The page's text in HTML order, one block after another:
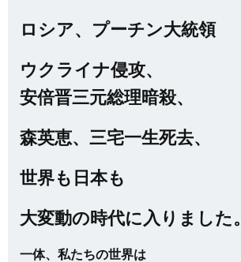
ロシア、プーチン大統領
ウクライナ侵攻、
安倍晋三元総理暗殺、
森英恵、三宅一生死去、
世界も日本も
大変動の時代に入りました。
一体、私たちの世界は